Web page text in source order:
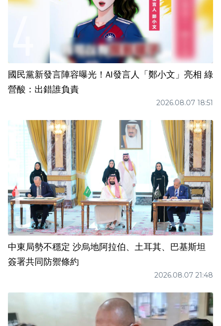
國民黨新發言陣容曝光！AI發言人「鄭小文」亮相 綠
營酸：出錯誰負責
2026.08.07 18:51
中東局勢不穩定 沙烏地阿拉伯、土耳其、巴基斯坦
簽署共同防禦條約
2026.08.07 21:48